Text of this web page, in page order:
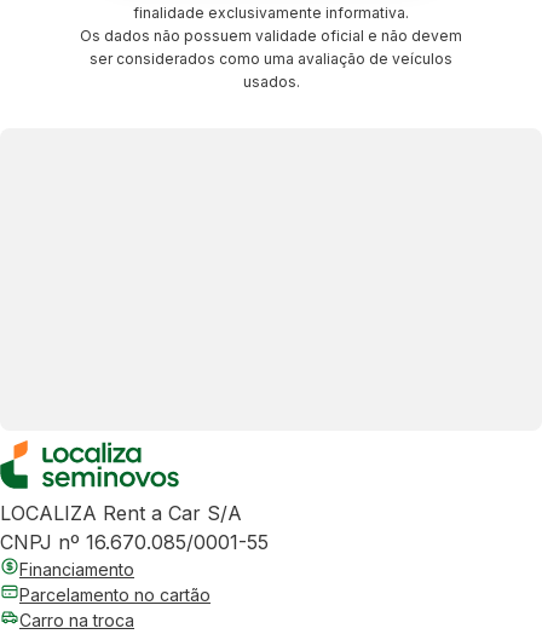
finalidade exclusivamente informativa.
Os dados não possuem validade oficial e não devem
ser considerados como uma avaliação de veículos
usados.
LOCALIZA Rent a Car S/A
CNPJ nº 16.670.085/0001-55
Financiamento
Parcelamento no cartão
Carro na troca